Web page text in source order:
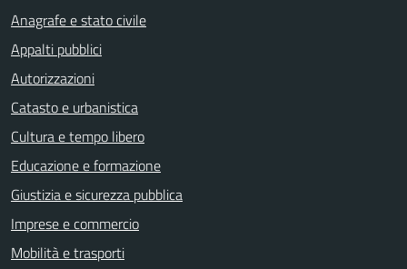
Anagrafe e stato civile
Appalti pubblici
Autorizzazioni
Catasto e urbanistica
Cultura e tempo libero
Educazione e formazione
Giustizia e sicurezza pubblica
Imprese e commercio
Mobilità e trasporti